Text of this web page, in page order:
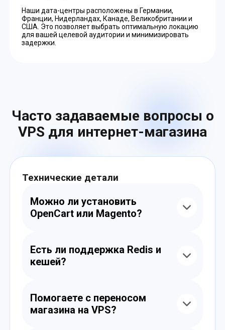
Наши дата-центры расположены в Германии,
Франции, Нидерландах, Канаде, Великобритании и
США. Это позволяет выбрать оптимальную локацию
для вашей целевой аудитории и минимизировать
задержки.
Часто задаваемые вопросы о
VPS для интернет-магазина
Технические детали
Можно ли установить
OpenCart или Magento?
включая OpenCart, Magento, PrestaShop,
WooCommerce и другие. Доступ
предоставляется с root-правами.
Есть ли поддержка Redis и
кешей?
кэш-системы могут быть установлены и
настроены для ускорения работы
магазина.
Помогаете с переносом
магазина на VPS?